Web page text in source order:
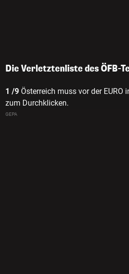
Die Verletztenliste des ÖFB-
1 /9 Österreich muss vor der
zum Durchklicken.
GEPA